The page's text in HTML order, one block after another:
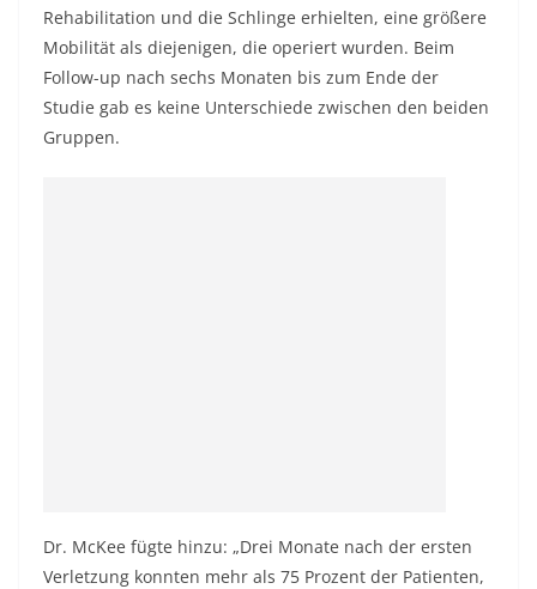
Rehabilitation und die Schlinge erhielten, eine größere
Mobilität als diejenigen, die operiert wurden. Beim
Follow-up nach sechs Monaten bis zum Ende der
Studie gab es keine Unterschiede zwischen den beiden
Gruppen.
Dr. McKee fügte hinzu: „Drei Monate nach der ersten
Verletzung konnten mehr als 75 Prozent der Patienten,